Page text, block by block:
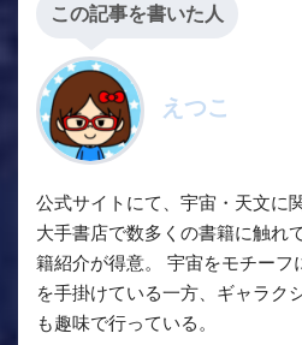
この記事を書いた人
えつこ
公式サイトにて、宇宙・天文に
大手書店で数多くの書籍に触れ
籍紹介が得意。 宇宙をモチーフ
を手掛けている一方、ギャラク
も趣味で行っている。